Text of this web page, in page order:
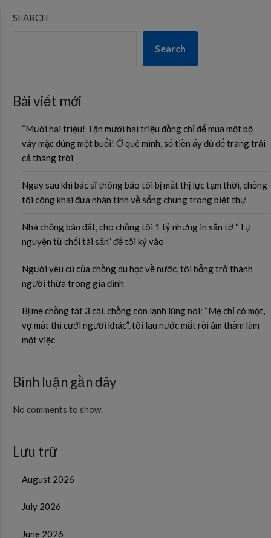
SEARCH
Search
Bài viết mới
“Mười hai triệu! Tận mười hai triệu đồng chỉ để mua một bộ
váy mặc đúng một buổi! Ở quê mình, số tiền ấy đủ để trang trải
cả tháng trời
Ngay sau khi bác sĩ thông báo tôi bị mất thị lực tạm thời, chồng
tôi công khai đưa nhân tình về sống chung trong biệt thự
Nhà chồng bán đất, cho chồng tôi 1 tỷ nhưng in sẵn tờ “Tự
nguyện từ chối tài sản” để tôi ký vào
Người yêu cũ của chồng du học về nước, tôi bỗng trở thành
người thừa trong gia đình
Bị mẹ chồng tát 3 cái, chồng còn lạnh lùng nói: “Mẹ chỉ có một,
vợ mất thì cưới người khác”, tôi lau nước mắt rồi âm thầm làm
một việc
Bình luận gần đây
No comments to show.
Lưu trữ
August 2026
July 2026
June 2026